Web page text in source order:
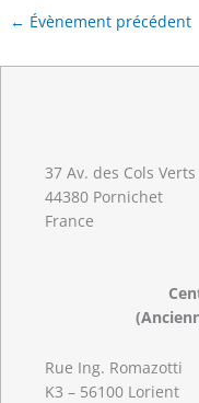
← Évènement précédent
37 Av. des Cols Verts
44380 Pornichet
France
Rue Ing. Romazotti
K3 – 56100 Lorient